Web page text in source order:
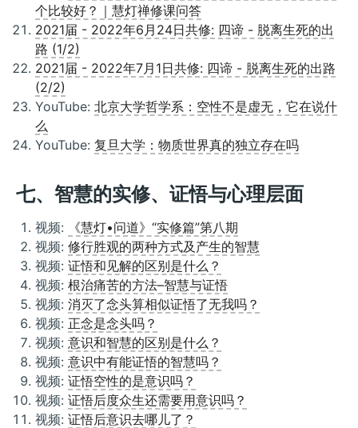
个比较好？｜慧灯禅修课问答
2021届 - 2022年6月24日共修: 四谛 - 脱离生死的出
路 (1/2)
2021届 - 2022年7月1日共修: 四谛 - 脱离生死的出路
(2/2)
YouTube: 北京大学哲学系：空性不是虚无，它在说什
么
YouTube: 复旦大学：物质世界真的独立存在吗
七、智慧的实修、证悟与心理层面
视频:
《慧灯•问道》“实修篇”第八期
视频: 修行胜观的两种方式及产生的智慧
视频: 证悟和见解的区别是什么？
视频: 根治痛苦的方法–智慧与证悟
视频: 消灭了念头算相似证悟了无我吗？
视频: 正念是念头吗？
视频: 意识和智慧的区别是什么？
视频: 意识中有能证悟的智慧吗？
视频: 证悟空性的是意识吗？
视频: 证悟后度众生还需要用意识吗？
视频: 证悟后意识去哪儿了？